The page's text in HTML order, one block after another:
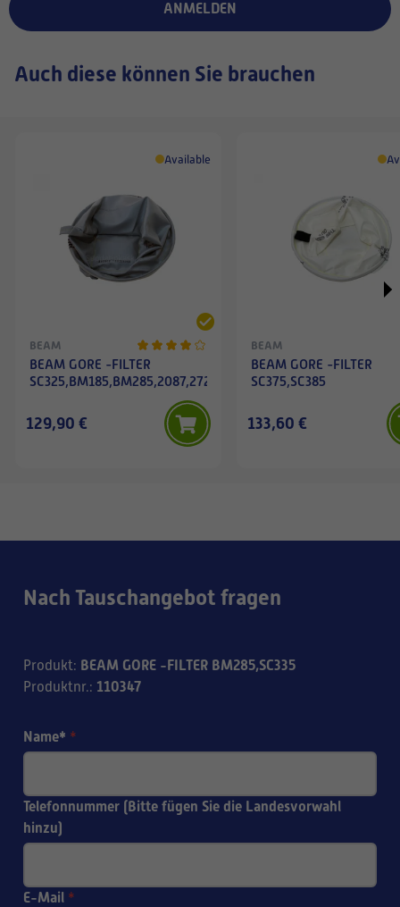
ANMELDEN
Auch diese können Sie brauchen
Available
BEAM
BEAM GORE -FILTER
SC325,BM185,BM285,2087,2725
129,90 €
BEAM
BEAM GORE -FILTER
SC375,SC385
133,60 €
Nach Tauschangebot fragen
Produkt: BEAM GORE -FILTER BM285,SC335
Produktnr.: 110347
Name* *
Telefonnummer (Bitte fügen Sie die Landesvorwahl
hinzu)
E-Mail *